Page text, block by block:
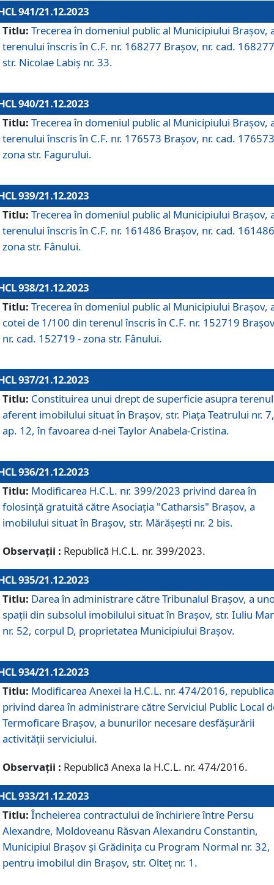
941/21.12.2023
Titlu: Trecerea în domeniul public al Municipiului Braşov,
terenului înscris în C.F. nr. 168277 Brașov, nr. cad.
str. Nicolae Labiș nr. 33.
940/21.12.2023
Titlu: Trecerea în domeniul public al Municipiului Braşov,
terenului înscris în C.F. nr. 176573 Brașov, nr. cad.
zona str. Fagurului.
939/21.12.2023
Titlu: Trecerea în domeniul public al Municipiului Braşov,
terenului înscris în C.F. nr. 161486 Brașov, nr. cad.
zona str. Fânului.
938/21.12.2023
Titlu: Trecerea în domeniul public al Municipiului Braşov,
cotei de 1/100 din terenul înscris în C.F. nr. 152719
nr. cad. 152719 - zona str. Fânului.
937/21.12.2023
Titlu: Constituirea unui drept de superficie asupra
aferent imobilului situat în Brașov, str. Piața Teatrului nr. 7,
ap. 12, în favoarea d-nei Taylor Anabela-Cristina.
936/21.12.2023
Titlu: Modificarea H.C.L. nr. 399/2023 privind darea în
folosinţă gratuită către Asociaţia "Catharsis" Brașov, a
imobilului situat în Braşov, str. Mărăşeşti nr. 2 bis.
Observații : Republică H.C.L. nr. 399/2023.
935/21.12.2023
Titlu: Darea în administrare către Tribunalul Brașov, a
spații din subsolul imobilului situat în Brașov, str. Iuliu
nr. 52, corpul D, proprietatea Municipiului Brașov.
934/21.12.2023
Titlu: Modificarea Anexei la H.C.L. nr. 474/2016,
privind darea în administrare către Serviciul Public Local
Termoficare Braşov, a bunurilor necesare desfăşurării
activităţii serviciului.
Observații : Republică Anexa la H.C.L. nr. 474/2016.
933/21.12.2023
Titlu: Încheierea contractului de închiriere între Persu
Alexandre, Moldoveanu Răsvan Alexandru Constantin,
Municipiul Braşov şi Grădinița cu Program Normal nr. 32,
pentru imobilul din Brașov, str. Olteț nr. 1.